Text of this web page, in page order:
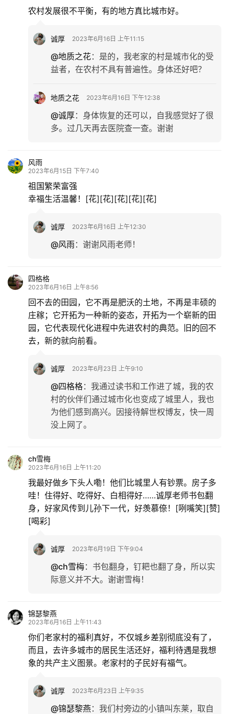
农村发展很不平衡，有的地方真比城市好。
诚厚 2023年6月16日 上午11:15
@地质之花： 是的，我老家的村是城市化的受
益者，在农村不具有普遍性。身体还好吧？
地质之花 2023年6月16日 下午12:38
@诚厚： 身体恢复的还可以，自我感觉好了很
多。过几天再去医院查一查。谢谢
风雨
2023年6月15日 下午7:40
祖国繁荣富强
幸福生活温馨！[花][花][花][花][花]
诚厚 2023年6月16日 上午12:30
@风雨： 谢谢风雨老师！
四格格
2023年6月16日 上午8:56
回不去的田园，它不再是肥沃的土地，不再是丰硕的
庄稼；它开拓为一种新的姿态，开拓为一个崭新的田
园，它代表现代化进程中先进农村的典范。旧的回不
去，新的就向前看。
诚厚 2023年6月23日 上午9:10
@四格格： 我通过读书和工作进了城，我的农
村的伙伴们通过城市化也变成了城里人，我也
为他们感到高兴。因接待解世权博友，快一周
没上网了。
ch雪梅
2023年6月16日 上午11:20
我最好做乡下头人嘞！他们比城里人有钞票。房子多
哇！住得好、吃得好、白相得好……诚厚老师书包翻
身，好家风传到儿孙下一代，好羡慕倷！[咧嘴笑][赞]
[喝彩]
诚厚 2023年6月19日 下午9:04
@ch雪梅： 书包翻身，钉耙也翻了身，所以实
际意义并不大。谢谢雪梅！
锦瑟黎燕
2023年6月16日 上午11:43
你们老家村的福利真好，不仅城乡差别彻底没有了，
而且，去许多城市的居民生活还好，福利待遇是我想
象的共产主义图景。老家村的子民好有福气。
诚厚 2023年6月23日 上午9:35
@锦瑟黎燕： 我们村旁边的小镇叫东莱，取自